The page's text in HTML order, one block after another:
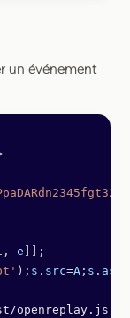
un événement
, e ]];
); s . src=A ; s .